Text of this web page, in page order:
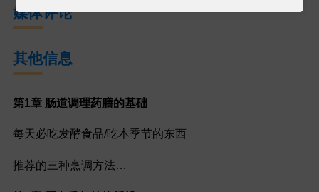
媒体评论
其他信息
第1章 肠道调理药膳的基础
每天必吃发酵食品/吃本季节的东西
推荐的三种烹调方法…